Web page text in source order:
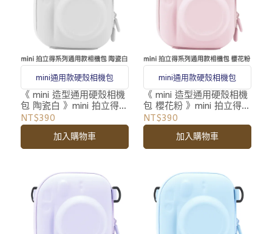
mini通用款硬殼相機包
《 mini 造型通用硬殼相機
包 陶瓷白 》mini 拍立得
專用 相機包 收納包 附背
帶
NT$390
加入購物車
mini通用款硬殼相機包
《 mini 造型通用硬殼相機
包 櫻花粉 》mini 拍立得
專用 相機包 收納包 附背
帶
NT$390
加入購物車